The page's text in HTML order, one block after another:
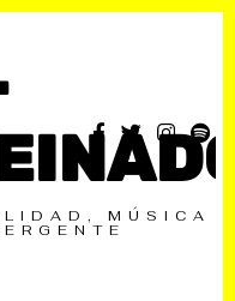
MÚSICA